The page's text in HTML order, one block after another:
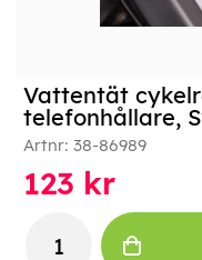
Vattentät
telefonhållare,
Artnr: 38-86989
123 kr